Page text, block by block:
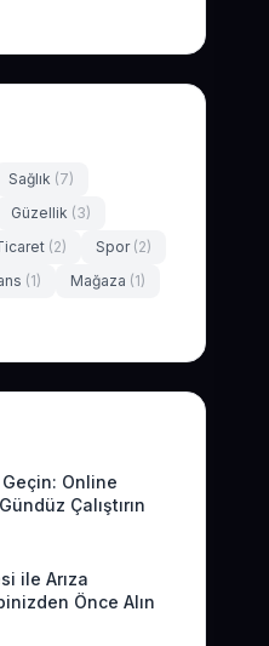
Sağlık (7)
Güzellik (3)
(2) Spor (2)
(1) Mağaza (1)
Online
Çalıştırın
ile Arıza
Önce Alın